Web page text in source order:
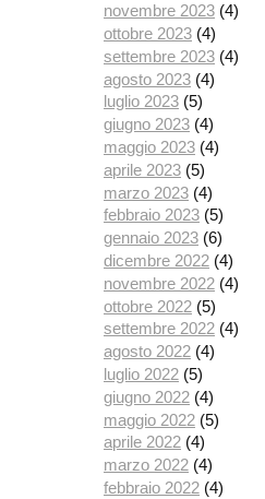
novembre 2023 (4)
ottobre 2023 (4)
settembre 2023 (4)
agosto 2023 (4)
luglio 2023 (5)
giugno 2023 (4)
maggio 2023 (4)
aprile 2023 (5)
marzo 2023 (4)
febbraio 2023 (5)
gennaio 2023 (6)
dicembre 2022 (4)
novembre 2022 (4)
ottobre 2022 (5)
settembre 2022 (4)
agosto 2022 (4)
luglio 2022 (5)
giugno 2022 (4)
maggio 2022 (5)
aprile 2022 (4)
marzo 2022 (4)
febbraio 2022 (4)